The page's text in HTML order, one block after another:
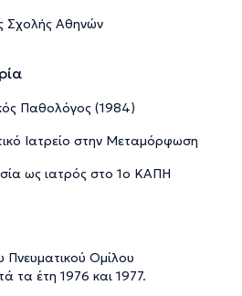
Σχολής Αθηνών
Παθολόγος (1984)
Ιατρείο στην Μεταμόρφωση
ως ιατρός στο 1ο ΚΑΠΗ
Ομίλου
τα έτη 1976 και 1977.